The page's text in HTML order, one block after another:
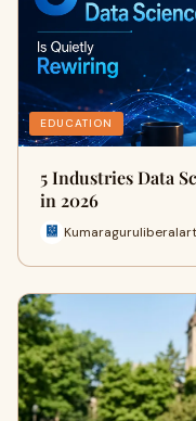
EDUCATION
5 Industries Data
in 2026